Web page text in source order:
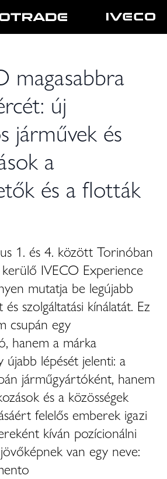
magasabbra
új
járművek és
a
és a flották
1. és 4. között Torinóban
IVECO Experience
mutatja be legújabb
szolgáltatási kínálatát. Ez
csupán egy
hanem a márka
újabb lépését jelenti: a
járműgyártóként, hanem
és a közösségek
felelős emberek igazi
kíván pozícionálni
van egy neve: